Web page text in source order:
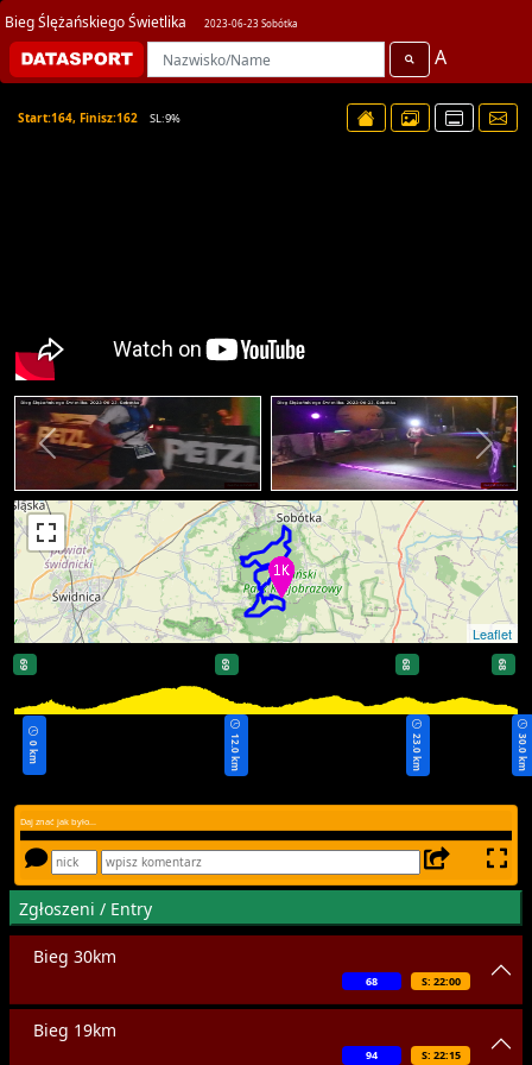
Bieg Ślężańskiego Świetlika 2023-06-23 Sobótka
A
Start:164, Finisz:162 SL:9%
Leaflet
0 km
69 69
12.0 km
68
23.0 km
68
30.0 km
Daj znać jak było...
Zgłoszeni / Entry
Bieg 30km
S: 22:00
68
Bieg 19km
S: 22:15
94